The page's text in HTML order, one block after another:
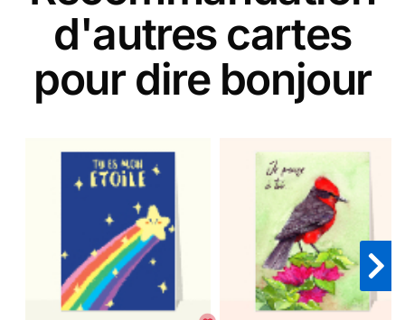
d'autres cartes
pour dire bonjour